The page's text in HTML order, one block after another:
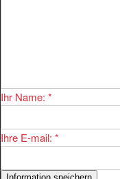
Ihr Name: *
Ihre E-mail: *